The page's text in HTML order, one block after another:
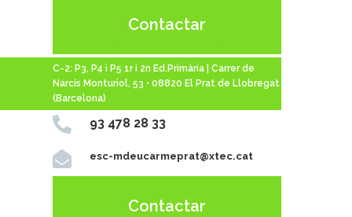
Contactar
C-2: P3, P4 i P5 1r i 2n Ed.Primària | Carrer de
Narcís Monturiol, 53 • 08820 El Prat de Llobregat
(Barcelona)
 93 478 28 33
 esc-mdeucarmeprat@xtec.cat
Contactar